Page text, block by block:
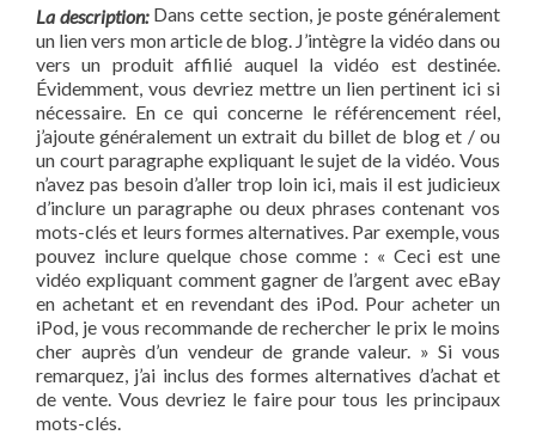
La description:Dans cette section, je poste généralement
un lien vers mon article de blog. J’intègre la vidéo dans ou
vers un produit affilié auquel la vidéo est destinée.
Évidemment, vous devriez mettre un lien pertinent ici si
nécessaire. En ce qui concerne le référencement réel,
j’ajoute généralement un extrait du billet de blog et / ou
un court paragraphe expliquant le sujet de la vidéo. Vous
n’avez pas besoin d’aller trop loin ici, mais il est judicieux
d’inclure un paragraphe ou deux phrases contenant vos
mots-clés et leurs formes alternatives. Par exemple, vous
pouvez inclure quelque chose comme : « Ceci est une
vidéo expliquant comment gagner de l’argent avec eBay
en achetant et en revendant des iPod. Pour acheter un
iPod, je vous recommande de rechercher le prix le moins
cher auprès d’un vendeur de grande valeur. » Si vous
remarquez, j’ai inclus des formes alternatives d’achat et
de vente. Vous devriez le faire pour tous les principaux
mots-clés.